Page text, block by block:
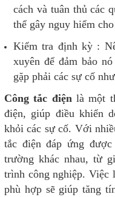
cách và tuân thủ các
thể gây nguy hiểm
Kiểm tra định kỳ :
xuyên để đảm bảo
gặp phải các sự cố
Công tắc điện là một
điện, giúp điều khiển
khỏi các sự cố. Với
tắc điện đáp ứng
trường khác nhau, từ
trình công nghiệp. Việc
phù hợp sẽ giúp tăng